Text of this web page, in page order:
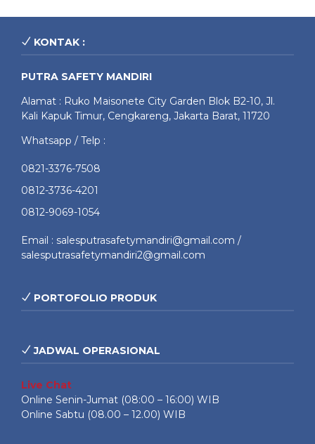
KONTAK :
PUTRA SAFETY MANDIRI
Alamat : Ruko Maisonete City Garden Blok B2-10, Jl.
Kali Kapuk Timur, Cengkareng, Jakarta Barat, 11720
Whatsapp / Telp :
0821-3376-7508
0812-3736-4201
0812-9069-1054
Email : salesputrasafetymandiri@gmail.com /
salesputrasafetymandiri2@gmail.com
PORTOFOLIO PRODUK
JADWAL OPERASIONAL
Live Chat
Online Senin-Jumat (08:00 – 16:00) WIB
Online Sabtu (08.00 – 12.00) WIB